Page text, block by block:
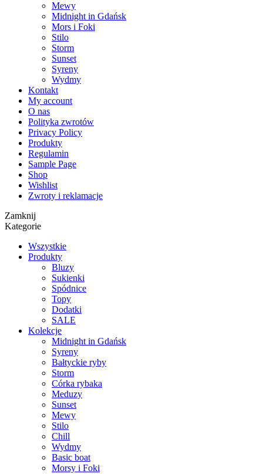
Mewy
Midnight in Gdańsk
Mors i Foki
Stilo
Storm
Sunset
Syreny
Wydmy
Kontakt
My account
O nas
Polityka zwrotów
Privacy Policy
Produkty
Regulamin
Sample Page
Shop
Wishlist
Zwroty i reklamacje
Zamknij
Kategorie
Wszystkie
Produkty
Bluzy
Sukienki
Spódnice
Topy
Dodatki
SALE
Kolekcje
Midnight in Gdańsk
Syreny
Bałtyckie ryby
Storm
Córka rybaka
Meduzy
Sunset
Mewy
Stilo
Chill
Wydmy
Basic boat
Morsy i Foki